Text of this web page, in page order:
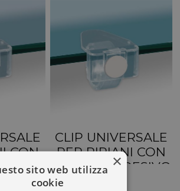
CON
CLIP UNIVERSALE
PER RIPIANI CON
BOLLINO ADESIVO
×
sito web utilizza
cookie